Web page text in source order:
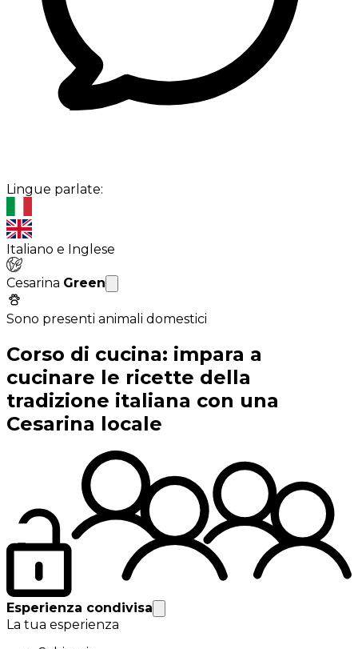
Lingue parlate:
Italiano e Inglese
Cesarina Green
Sono presenti animali domestici
Corso di cucina: impara a
cucinare le ricette della
tradizione italiana con una
Cesarina locale
Esperienza condivisa
La tua esperienza